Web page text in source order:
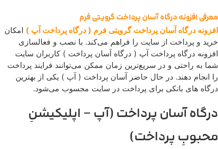
معرفی افزونه درگاه آسان پرداخت گرویتی فرم
افزونه درگاه آسان پرداخت گرویتی فرم ( درگاه پرداخت آپ ) امکان
خرید و پرداخت از سایت را فراهم می‌کند. با نصب و فعالسازی
افزونه درگاه پرداخت آپ ( درگاه آسان پرداخت ) کاربران سایت
شما به راحتی و در سریع‌ترین زمان ممکن می‌توانند فرایند پرداخت
را انجام دهند. در حال حاضر آسان پرداخت ( آپ ) یکی از بهترین
درگاه های بانکی برای پرداخت در سایت مجسوب می‌شود.
درگاه آسان پرداخت (آپ – اپلیکیشنِ
محبوبِ پرداخت)